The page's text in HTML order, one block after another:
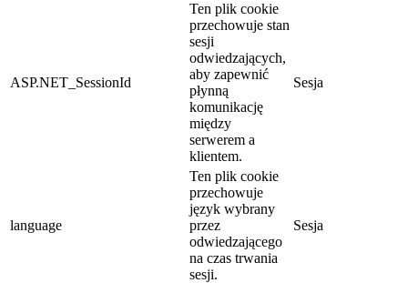
ASP.NET_SessionId
Ten plik cookie
przechowuje stan
sesji
odwiedzających,
aby zapewnić
płynną
komunikację
między
serwerem a
klientem.
Sesja
language
Ten plik cookie
przechowuje
język wybrany
przez
odwiedzającego
na czas trwania
sesji.
Sesja